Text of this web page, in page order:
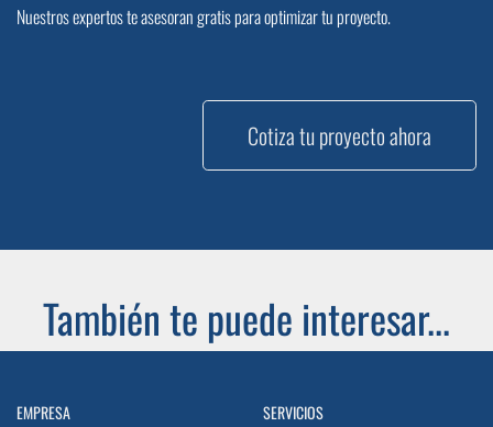
Nuestros expertos te asesoran gratis para optimizar tu proyecto.
Cotiza tu proyecto ahora
También te puede interesar...
EMPRESA
SERVICIOS